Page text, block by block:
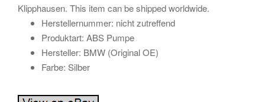
Klipphausen. This item can be shipped worldwide.
Herstellernummer: nicht zutreffend
Produktart: ABS Pumpe
Hersteller: BMW (Original OE)
Farbe: Silber